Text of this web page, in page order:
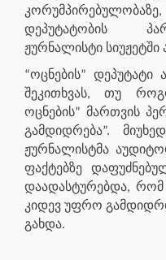
დეპუტატობის
ჟურნალისტი სიუჟეტში
“ოცნების”
შეკითხვას, თუ
ოცნების” მართვის
გამდიდრება”.
ჟურნალისტმა
ფაქტებზე
დაადასტურებდა, რომ
კიდევ უფრო
გახდა.